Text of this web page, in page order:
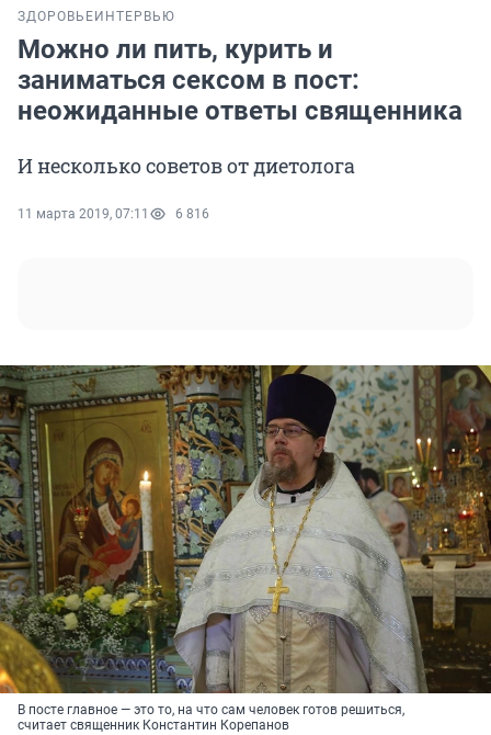
ЗДОРОВЬЕ ИНТЕРВЬЮ
Можно ли пить, курить и
заниматься сексом в пост:
неожиданные ответы священника
И несколько советов от диетолога
11 марта 2019, 07:11 6 816
В посте главное — это то, на что сам человек готов решиться,
считает священник Константин Корепанов